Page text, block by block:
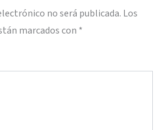
no será publicada. Los
marcados con *